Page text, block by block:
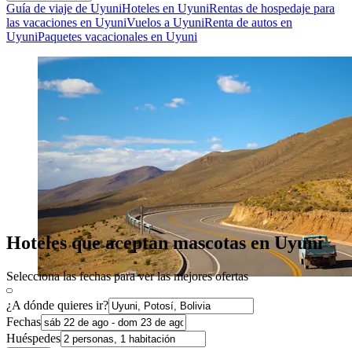
Guía de viaje de UyuniHoteles en UyuniRentas de hospedaje para
las vacaciones en UyuniVuelos a UyuniRenta de autos en
UyuniPaquetes vacacionales en Uyuni
Hoteles que aceptan mascotas en Uyuni
Selecciona las fechas para ver las mejores ofertas
¿A dónde quieres ir?
Fechas
Huéspedes